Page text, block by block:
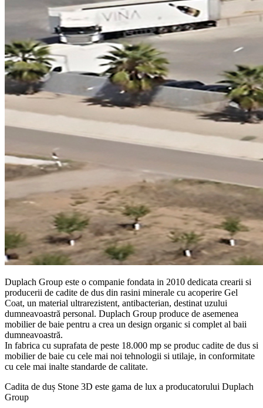
Duplach Group este o companie fondata in 2010 dedicata crearii si
producerii de cadite de dus din rasini minerale cu acoperire Gel
Coat, un material ultrarezistent, antibacterian, destinat uzului
dumneavoastră personal. Duplach Group produce de asemenea
mobilier de baie pentru a crea un design organic si complet al baii
dumneavoastră.
In fabrica cu suprafata de peste 18.000 mp se produc cadite de dus si
mobilier de baie cu cele mai noi tehnologii si utilaje, in conformitate
cu cele mai inalte standarde de calitate.
Cadita de duș Stone 3D este gama de lux a producatorului Duplach
Group